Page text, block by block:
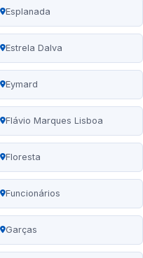
Esplanada
Estrela Dalva
Eymard
Flávio Marques Lisboa
Floresta
Funcionários
Garças